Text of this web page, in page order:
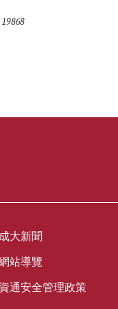
19868
成大新聞
站導覽
資通安全管理政策